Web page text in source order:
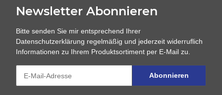
Newsletter Abonnieren
Bitte senden Sie mir entsprechend Ihrer
Datenschutzerklärung regelmäßig und jederzeit widerruflich
Informationen zu Ihrem Produktsortiment per E-Mail zu.
Abonnieren